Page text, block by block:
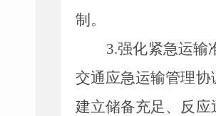
制。
3.强化紧急运输
交通应急运输管理
建立储备充足、反